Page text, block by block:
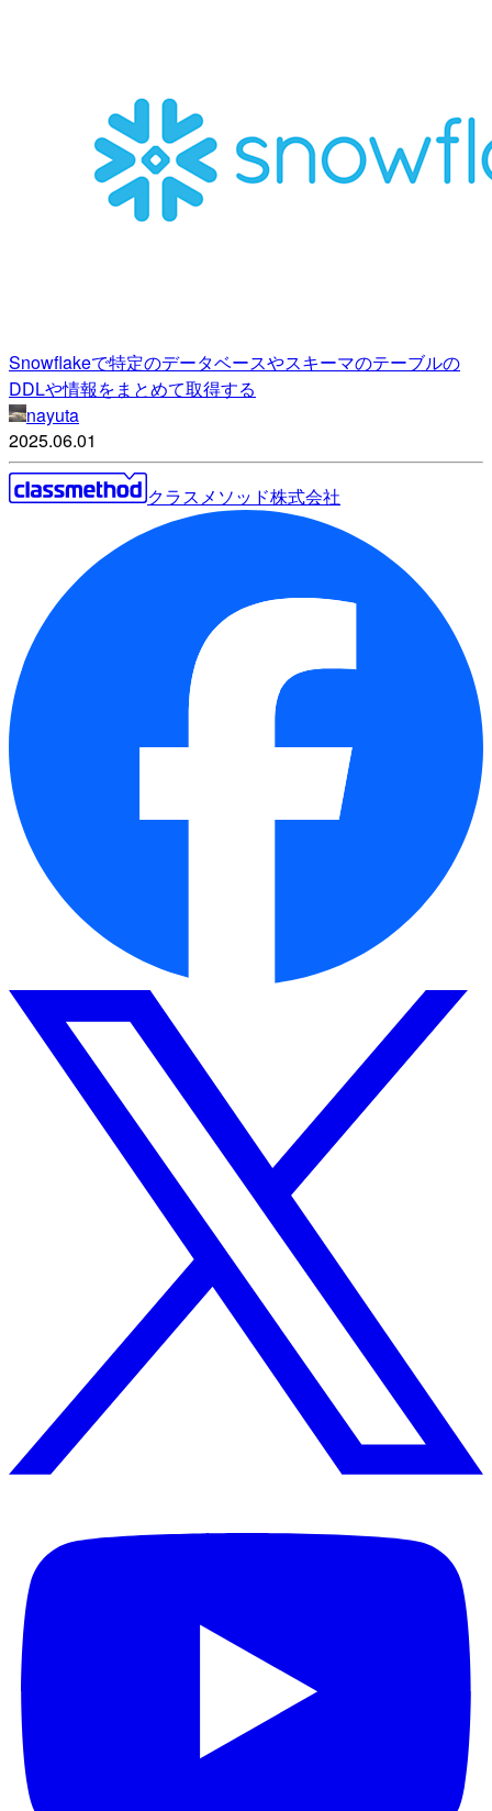
Snowflakeで特定のデータベースやスキーマのテーブルの
DDLや情報をまとめて取得する
nayuta
2025.06.01
クラスメソッド株式会社